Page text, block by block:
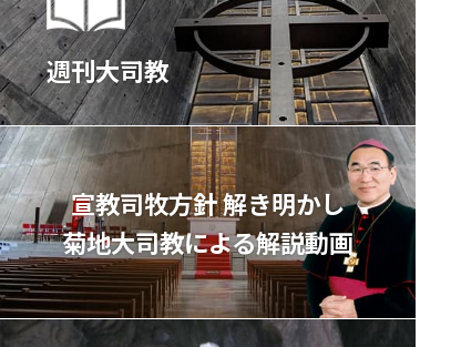
週刊大司教
宣教司牧⽅針 解き明かし
菊地⼤司教による解説動画